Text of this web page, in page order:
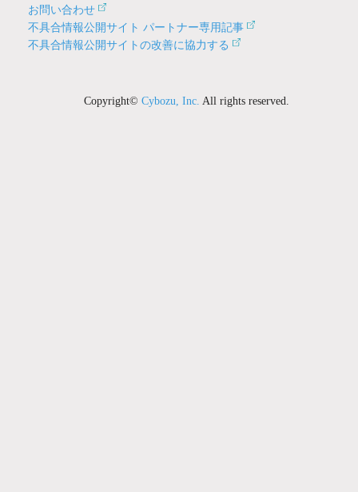
お問い合わせ
不具合情報公開サイト パートナー専用記事
不具合情報公開サイトの改善に協力する
Copyright©Cybozu, Inc. All rights reserved.